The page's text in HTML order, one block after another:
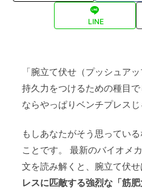
LINE
「腕立て伏せ（プッシュア
持久力をつけるための種目
ならやっぱりベンチプレス
もしあなたがそう思ってい
ことです。 最新のバイオメ
文を読み解くと、腕立て伏せ
レスに匹敵する強烈な「筋